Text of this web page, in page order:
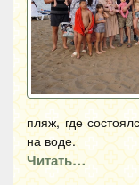
пляж, где
на воде.
Читать…